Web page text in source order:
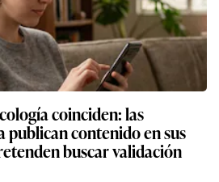
coinciden: las
publican contenido en sus
buscar validación